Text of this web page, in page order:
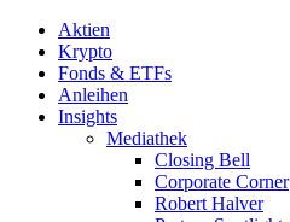
Aktien
Krypto
Fonds & ETFs
Anleihen
Insights
Mediathek
Closing Bell
Corporate Corner
Robert Halver